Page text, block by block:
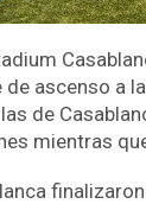
ascenso a
de
mientras